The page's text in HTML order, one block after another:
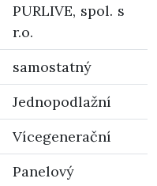
PURLIVE, spol. s
r.o.
samostatný
Jednopodlažní
Vícegenerační
Panelový